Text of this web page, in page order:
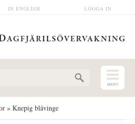
LOGGA IN
IN ENGLISH
» Knepig blåvinge